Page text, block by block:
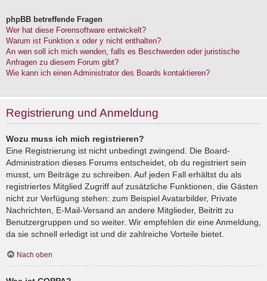
phpBB betreffende Fragen
Wer hat diese Forensoftware entwickelt?
Warum ist Funktion x oder y nicht enthalten?
An wen soll ich mich wenden, falls es Beschwerden oder juristische
Anfragen zu diesem Forum gibt?
Wie kann ich einen Administrator des Boards kontaktieren?
Registrierung und Anmeldung
Wozu muss ich mich registrieren?
Eine Registrierung ist nicht unbedingt zwingend. Die Board-
Administration dieses Forums entscheidet, ob du registriert sein
musst, um Beiträge zu schreiben. Auf jeden Fall erhältst du als
registriertes Mitglied Zugriff auf zusätzliche Funktionen, die Gästen
nicht zur Verfügung stehen: zum Beispiel Avatarbilder, Private
Nachrichten, E-Mail-Versand an andere Mitglieder, Beitritt zu
Benutzergruppen und so weiter. Wir empfehlen dir eine Anmeldung,
da sie schnell erledigt ist und dir zahlreiche Vorteile bietet.
Nach oben